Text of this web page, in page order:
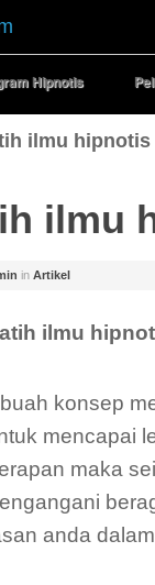
Hipnotis
ilmu hipnotis
ilmu
in Artikel
ilmu
konsep
mencapai
maka
anda dalam